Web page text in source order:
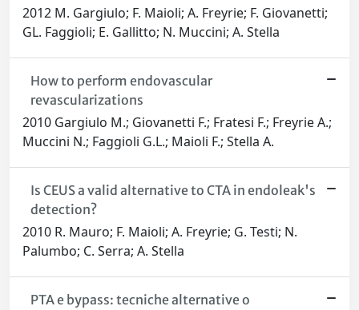
2012 M. Gargiulo; F. Maioli; A. Freyrie; F. Giovanetti;
GL. Faggioli; E. Gallitto; N. Muccini; A. Stella
How to perform endovascular
revascularizations
2010 Gargiulo M.; Giovanetti F.; Fratesi F.; Freyrie A.;
Muccini N.; Faggioli G.L.; Maioli F.; Stella A.
Is CEUS a valid alternative to CTA in endoleak's
detection?
2010 R. Mauro; F. Maioli; A. Freyrie; G. Testi; N.
Palumbo; C. Serra; A. Stella
PTA e bypass: tecniche alternative o